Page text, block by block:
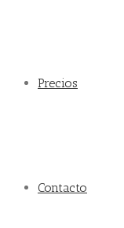
Precios
Contacto